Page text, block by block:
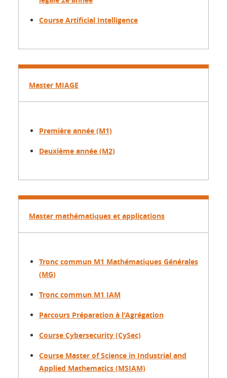
Course Artificial Intelligence
Master MIAGE
Première année (M1)
Deuxième année (M2)
Master mathématiques et applications
Tronc commun M1 Mathématiques Générales
(MG)
Tronc commun M1 IAM
Parcours Préparation à l'Agrégation
Course Cybersecurity (CySec)
Course Master of Science in Industrial and
Applied Mathematics (MSIAM)